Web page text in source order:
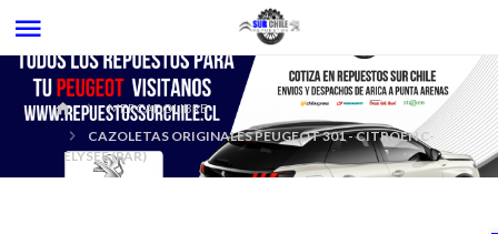
MERCADOLIBRE
CAZOLETAS ORIGINALES PEUGEOT 301 - CITROEN C-
ELYSEE (PAR)